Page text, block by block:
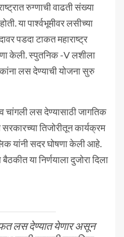
रुग्णाची वाढती संख्या
या पार्श्वभूमीवर लसीच्या
पडदा टाकत महाराष्ट्र
केली. स्पुतनिक -V लशीला
लस देण्याची योजना सुरु
व चांगली लस देण्यासाठी जागतिक
तिजोरीतून कार्यक्रम
यांनी सदर घोषणा केली आहे.
या निर्णयाला दुजोरा दिला
लस देण्यात येणार असून